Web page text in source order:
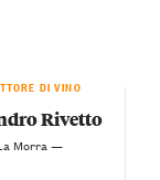
DI VINO
Rivetto
Morra —